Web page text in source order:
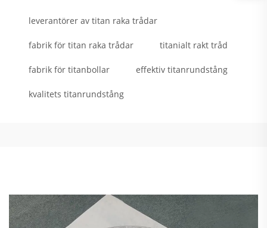
leverantörer av titan raka trådar
fabrik för titan raka trådar titanialt rakt tråd
fabrik för titanbollar effektiv titanrundstång
kvalitets titanrundstång